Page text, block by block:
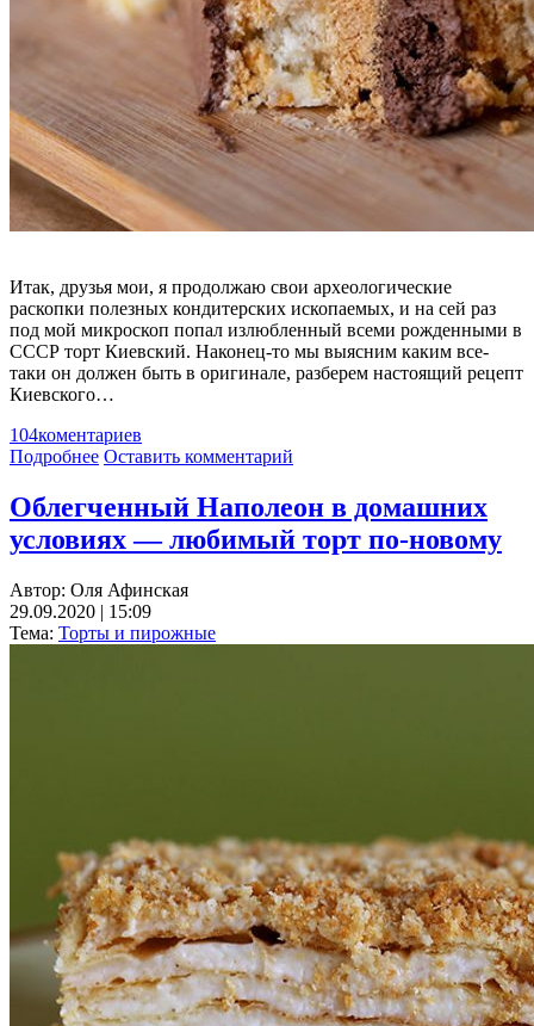
Итак, друзья мои, я продолжаю свои археологические
раскопки полезных кондитерских ископаемых, и на сей раз
под мой микроскоп попал излюбленный всеми рожденными в
СССР торт Киевский. Наконец-то мы выясним каким все-
таки он должен быть в оригинале, разберем настоящий рецепт
Киевского…
104коментариев
Подробнее Оставить комментарий
Облегченный Наполеон в домашних
условиях — любимый торт по-новому
Автор: Оля Афинская
29.09.2020 | 15:09
Тема: Торты и пирожные